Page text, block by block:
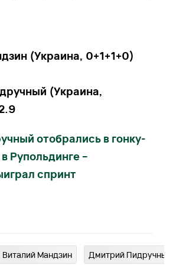
(Украина, 0+1+1+0)
(Украина,
отобрались в гонку-
Рупольдинге –
спринт
Виталий Мандзин Дмитрий